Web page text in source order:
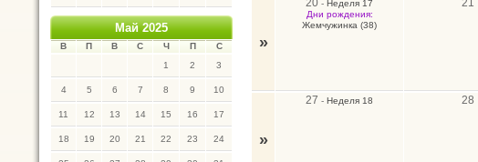
Май 2025
В П В С Ч П
С
1
2 3
4 5 6 7 8 9 10
11 12 13 14 15 16 17
18 19 20 21 22 23 24
»
20 - Неделя 17
Дни рождения:
Жемчужинка (38)
21
»
27 - Неделя 18 28